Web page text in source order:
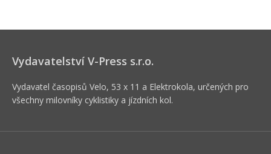
Vydavatelství V-Press s.r.o.
Vydavatel časopisů Velo, 53 x 11 a Elektrokola, určených pro
všechny milovníky cyklistiky a jízdních kol.